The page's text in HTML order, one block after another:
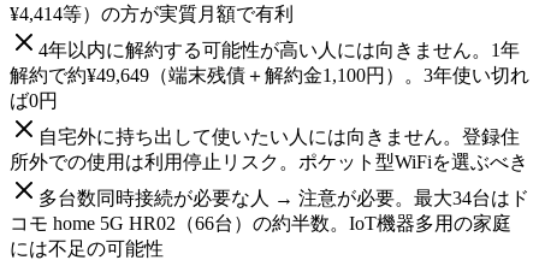
¥4,414等）の方が実質月額で有利
4年以内に解約する可能性が高い人には向きません。1年
解約で約¥49,649（端末残債＋解約金1,100円）。3年使い切れ
ば0円
自宅外に持ち出して使いたい人には向きません。登録住
所外での使用は利用停止リスク。ポケット型WiFiを選ぶべき
多台数同時接続が必要な人 → 注意が必要。最大34台はド
コモ home 5G HR02（66台）の約半数。IoT機器多用の家庭
には不足の可能性